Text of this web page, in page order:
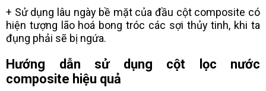
+ Sử dụng lâu ngày bề mặt của đầu cột composite có
hiện tượng lão hoá bong tróc các sợi thủy tinh, khi ta
đụng phải sẽ bị ngứa.
Hướng dẫn sử dụng cột lọc nước
composite hiệu quả